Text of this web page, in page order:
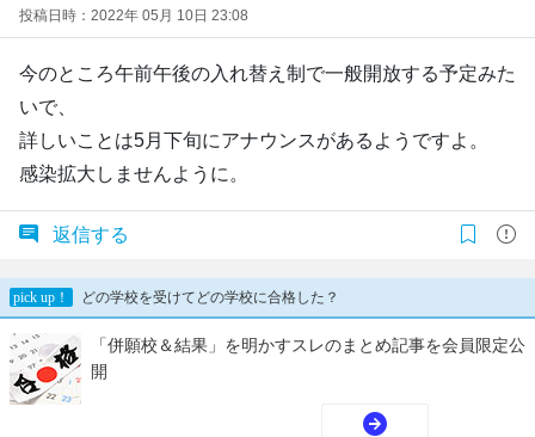
投稿日時：2022年 05月 10日 23:08
今のところ午前午後の入れ替え制で一般開放する予定みた
いで、
詳しいことは5月下旬にアナウンスがあるようですよ。
感染拡大しませんように。
返信する